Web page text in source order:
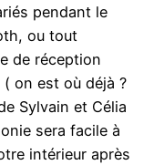
pendant le
ou tout
de réception
on est où déjà ?
Sylvain et Célia
sera facile à
intérieur après